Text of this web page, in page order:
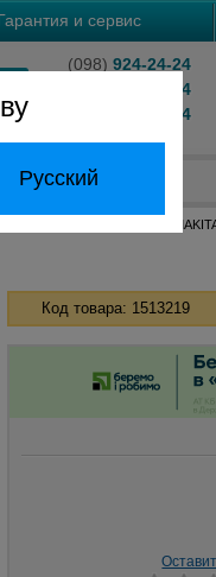
Русский
и сервис
(098) 924-24-24
204-24-24
824-24-24
24-24
Набор инструментов
Код товара: 1513219